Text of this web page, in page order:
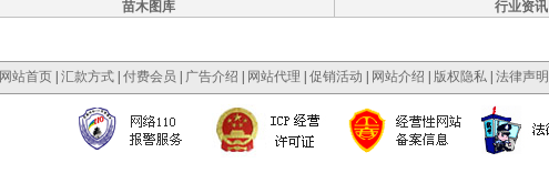
苗木图库 行业资讯
网站首页| 汇款方式| 付费会员 广告介绍 网站代理 促销活动 网站介绍 版权隐私| 法律声明